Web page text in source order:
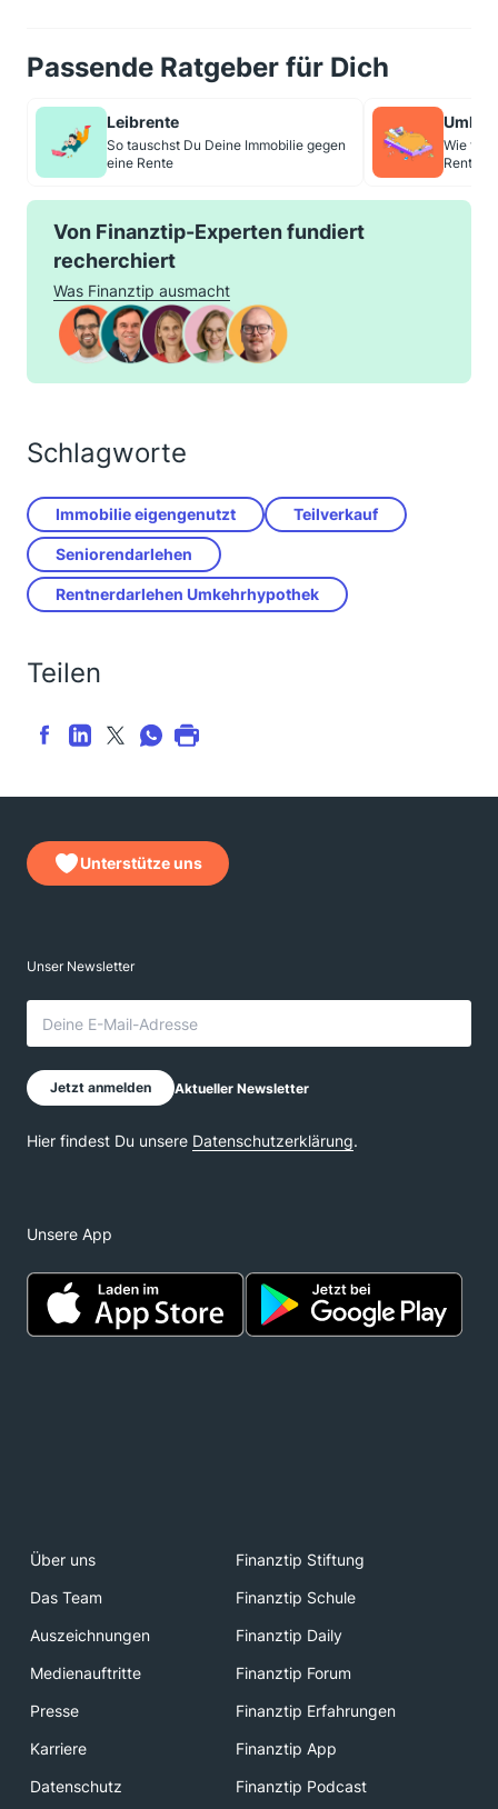
Passende Ratgeber für Dich
Leibrente
So tauschst Du Deine Immobilie gegen
eine Rente
Wie
Rentner?
Von Finanztip-Experten fundiert
recherchiert
Was Finanztip ausmacht
Schlagworte
Immobilie eigengenutzt Teilverkauf
Seniorendarlehen
Rentnerdarlehen Umkehrhypothek
Teilen
Unterstütze uns
Unsere App
Über uns
Finanztip Stiftung
Das Team
Finanztip Schule
Auszeichnungen
Finanztip Daily
Medienauftritte
Finanztip Forum
Presse
Finanztip Erfahrungen
Karriere
Finanztip App
Datenschutz
Finanztip Podcast